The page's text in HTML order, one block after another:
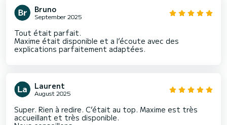
Bruno
September 2025
Tout était parfait.
Maxime était disponible et a l’écoute avec des
explications parfaitement adaptées.
Laurent
August 2025
Super. Rien à redire. C’était au top. Maxime est très
accueillant et très disponible.